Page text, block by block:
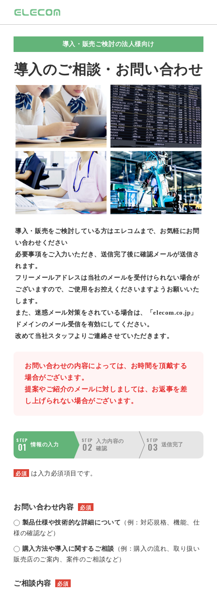
導入・販売ご検討の法人様向け
導入のご相談・お問い合わせ
導入・販売をご検討している方はエレコムまで、お気軽にお問
い合わせください
必要事項をご入力いただき、送信完了後に確認メールが送信さ
れます。
フリーメールアドレスは当社のメールを受付けられない場合が
ございますので、ご使用をお控えくださいますようお願いいた
します。
また、迷惑メール対策をされている場合は、「elecom.co.jp」
ドメインのメール受信を有効にしてください。
改めて当社スタッフよりご連絡させていただきます。
お問い合わせの内容によっては、お時間を頂戴する
場合がございます。
提案やご紹介のメールに対しましては、お返事を差
し上げられない場合がございます。
STEP
01 情報の入力
STEP
02
入力内容の
確認
STEP
03 送信完了
必須 は入力必須項目です。
お問い合わせ内容 必須
製品仕様や技術的な詳細について （例：対応規格、機能、仕
様の確認など）
購入方法や導入に関するご相談 （例：購入の流れ、取り扱い
販売店のご案内、案件のご相談など）
ご相談内容 必須